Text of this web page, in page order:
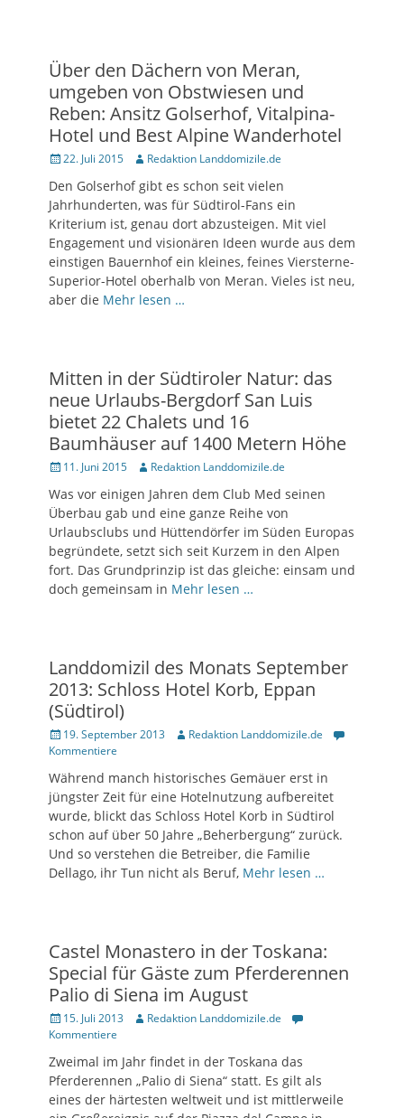
Über den Dächern von Meran,
umgeben von Obstwiesen und
Reben: Ansitz Golserhof, Vitalpina-
Hotel und Best Alpine Wanderhotel
Posted
22. Juli 2015 Author
Redaktion Landdomizile.de
Den Golserhof gibt es schon seit vielen
Jahrhunderten, was für Südtirol-Fans ein
Kriterium ist, genau dort abzusteigen. Mit viel
Engagement und visionären Ideen wurde aus dem
einstigen Bauernhof ein kleines, feines Viersterne-
Superior-Hotel oberhalb von Meran. Vieles ist neu,
aber die Mehr lesen …
Mitten in der Südtiroler Natur: das
neue Urlaubs-Bergdorf San Luis
bietet 22 Chalets und 16
Baumhäuser auf 1400 Metern Höhe
Posted
11. Juni 2015 Author
Redaktion Landdomizile.de
Was vor einigen Jahren dem Club Med seinen
Überbau gab und eine ganze Reihe von
Urlaubsclubs und Hüttendörfer im Süden Europas
begründete, setzt sich seit Kurzem in den Alpen
fort. Das Grundprinzip ist das gleiche: einsam und
doch gemeinsam in Mehr lesen …
Landdomizil des Monats September
2013: Schloss Hotel Korb, Eppan
(Südtirol)
Posted
on
19. September 2013 Author
Redaktion Landdomizile.de
Kommentiere
Während manch historisches Gemäuer erst in
jüngster Zeit für eine Hotelnutzung aufbereitet
wurde, blickt das Schloss Hotel Korb in Südtirol
schon auf über 50 Jahre „Beherbergung“ zurück.
Und so verstehen die Betreiber, die Familie
Dellago, ihr Tun nicht als Beruf, Mehr lesen …
Castel Monastero in der Toskana:
Special für Gäste zum Pferderennen
Palio di Siena im August
Posted
on
15. Juli 2013 Author
Redaktion Landdomizile.de
Kommentiere
Zweimal im Jahr findet in der Toskana das
Pferderennen „Palio di Siena“ statt. Es gilt als
eines der härtesten weltweit und ist mittlerweile